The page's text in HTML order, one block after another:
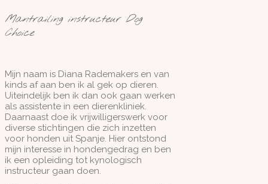
Mantrailing instructeur Dog
Choice
Mijn naam is Diana Rademakers en van
kinds af aan ben ik al gek op dieren.
Uiteindelijk ben ik dan ook gaan werken
als assistente in een dierenkliniek.
Daarnaast doe ik vrijwilligerswerk voor
diverse stichtingen die zich inzetten
voor honden uit Spanje. Hier ontstond
mijn interesse in hondengedrag en ben
ik een opleiding tot kynologisch
instructeur gaan doen.